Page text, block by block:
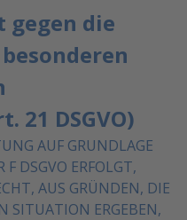
gegen die
21 DSGVO)
AUF GRUNDLAGE
F DSGVO ERFOLGT,
AUS GRÜNDEN, DIE
SITUATION ERGEBEN,